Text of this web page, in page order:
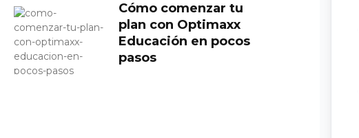
Cómo comenzar tu
plan con Optimaxx
Educación en pocos
pasos